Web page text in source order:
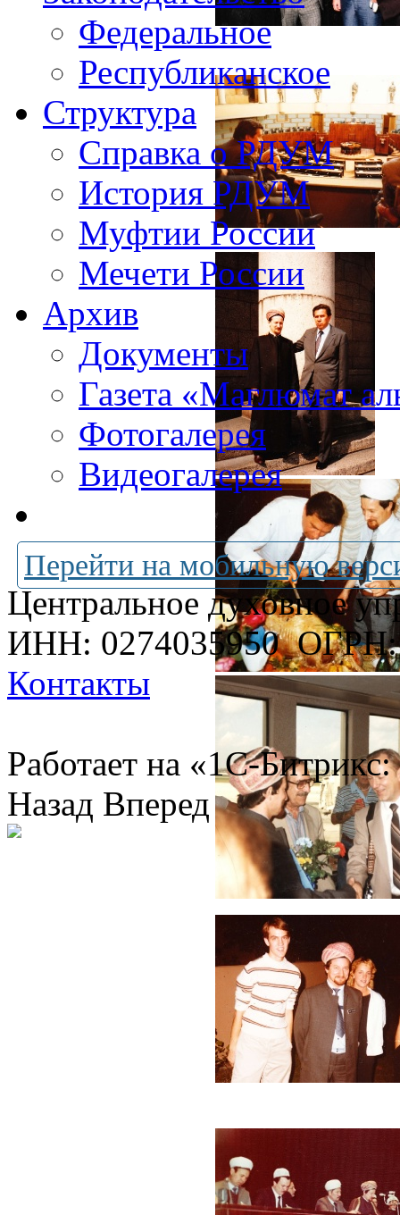
Федеральное
Республиканское
Структура
Справка о РДУМ
История РДУМ
Муфтии России
Мечети России
Архив
Документы
Газета «Маглюмат
Фотогалерея
Видеогалерея
Перейти на мобильную
Центральное духовное
ИНН: 0274035950ОГРН:
Контакты
Работает на «1С-
Назад Вперед